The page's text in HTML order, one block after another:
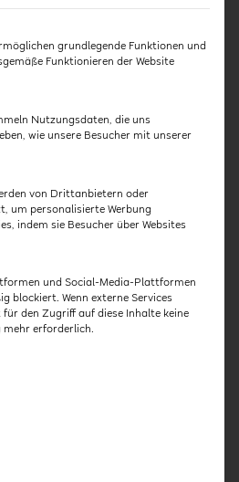
und
zur Sicherheit
ca. 1 Stunde
Abschluss
Service-Gruppen, für die eine
grundlegende Funktionen und
Funktionieren der Website
Nutzungsdaten, die uns
wie unsere Besucher mit unserer
von Drittanbietern oder
um personalisierte Werbung
indem sie Besucher über Websites
und Social-Media-Plattformen
blockiert. Wenn externe Services
den Zugriff auf diese Inhalte keine
mehr erforderlich.